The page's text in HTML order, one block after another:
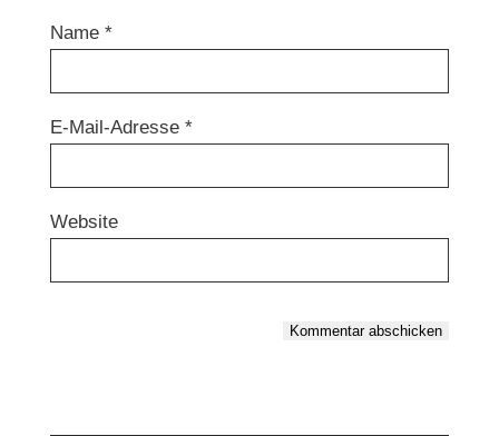
Name *
E-Mail-Adresse *
Website
Kommentar abschicken